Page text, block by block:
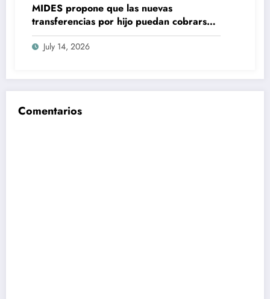
MIDES propone que las nuevas
transferencias por hijo puedan cobrarse
100% en efectivo: qué cambiaría desde
2027July 14, 2026
Comentarios